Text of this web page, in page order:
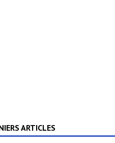
ARTICLES